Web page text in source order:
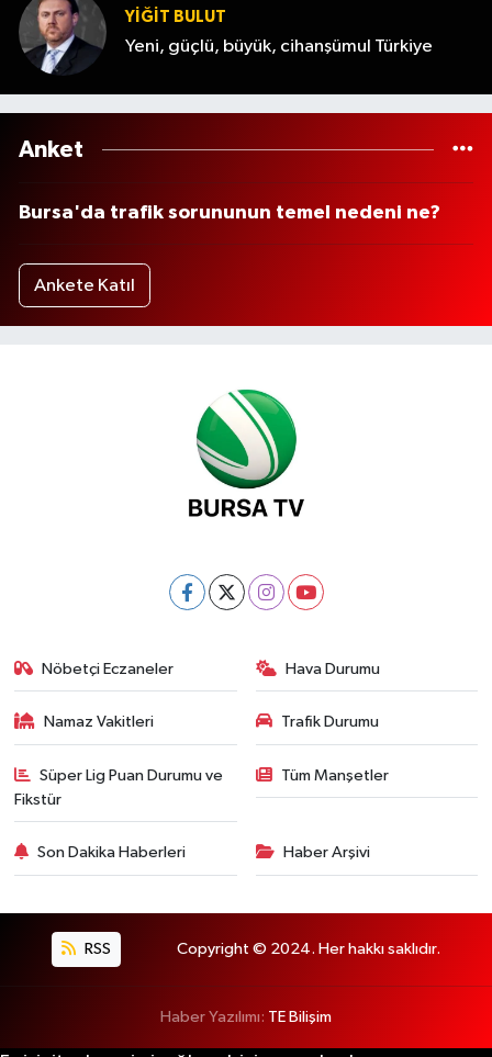
YİĞİT BULUT
Yeni, güçlü, büyük, cihanşümul Türkiye
Anket
Bursa'da trafik sorununun temel nedeni ne?
Ankete Katıl
Nöbetçi Eczaneler Hava Durumu
Namaz Vakitleri Trafik Durumu
Süper Lig Puan Durumu ve
Fikstür
Tüm Manşetler
Son Dakika Haberleri Haber Arşivi
RSS Copyright © 2024. Her hakkı saklıdır.
Haber Yazılımı: TE Bilişim